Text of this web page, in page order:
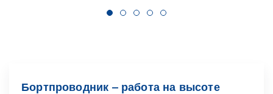
Бортпроводник ‒ работа на высоте